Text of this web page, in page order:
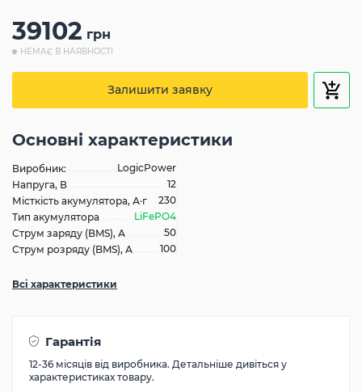
39102 грн
НЕМАЄ В НАЯВНОСТІ
Залишити заявку
Основні характеристики
Виробник:
LogicPower
Напруга, В
12
Місткість акумулятора, А·г
230
Тип акумулятора
LiFePO4
Струм заряду (BMS), А
50
Струм розряду (BMS), А
100
Всі характеристики
Гарантія
12-36 місяців від виробника. Детальніше дивіться у
характеристиках товару.